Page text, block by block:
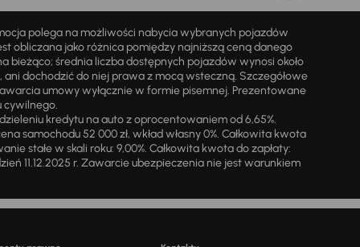
polega na możliwości nabycia wybranych pojazdów
obliczana jako różnica pomiędzy najniższą ceną danego
bieżąco; średnia liczba dostępnych pojazdów wynosi około
dochodzić do niej prawa z mocą wsteczną. Szczegółowe
umowy wyłącznie w formie pisemnej. Prezentowane
cywilnego.
kredytu na auto z oprocentowaniem od 6,65%.
samochodu 52 000 zł, wkład własny 0%. Całkowita kwota
stałe w skali roku: 9,00%. Całkowita kwota do zapłaty:
11.12.2025 r. Zawarcie ubezpieczenia nie jest warunkiem